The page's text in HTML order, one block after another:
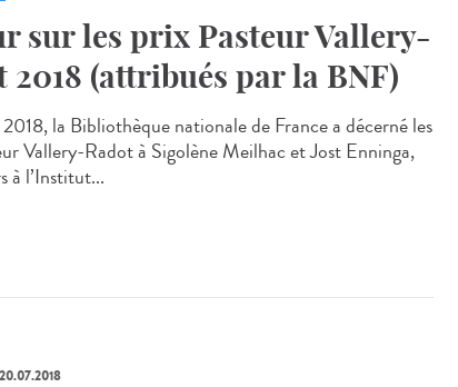
sur les prix Pasteur Vallery-
2018 (attribués par la BNF)
la Bibliothèque nationale de France a décerné les
Vallery-Radot à Sigolène Meilhac et Jost Enninga,
à l’Institut...
20.07.2018